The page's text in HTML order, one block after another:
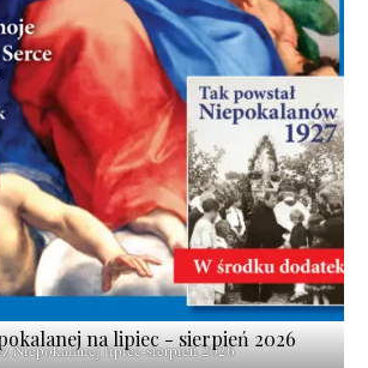
Niepokalanej lipiec-sierpień 2026
na lipiec - sierpień 2026